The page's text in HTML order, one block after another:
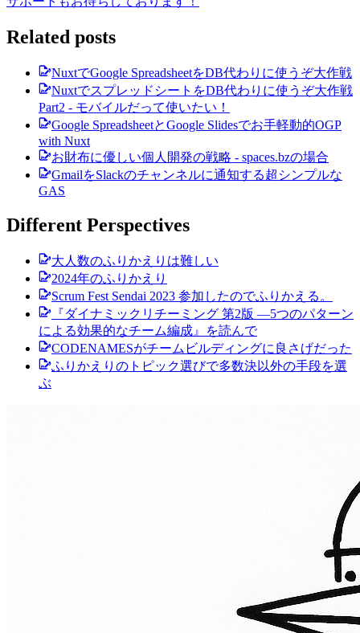
Related posts
NuxtでGoogle SpreadsheetをDB代わりに使うぞ大作戦
NuxtでスプレッドシートをDB代わりに使うぞ大作戦
Part2 - モバイルだって使いたい！
Google SpreadsheetとGoogle Slidesでお手軽動的OGP
with Nuxt
お財布に優しい個人開発の戦略 - spaces.bzの場合
GmailをSlackのチャンネルに通知する超シンプルな
GAS
Different Perspectives
大人数のふりかえりは難しい
2024年のふりかえり
Scrum Fest Sendai 2023 参加したのでふりかえる。
『ダイナミックリチーミング 第2版 ―5つのパターン
による効果的なチーム編成』を読んで
CODENAMESがチームビルディングに良さげだった
ふりかえりのトピック選びで多数決以外の手段を選
ぶ